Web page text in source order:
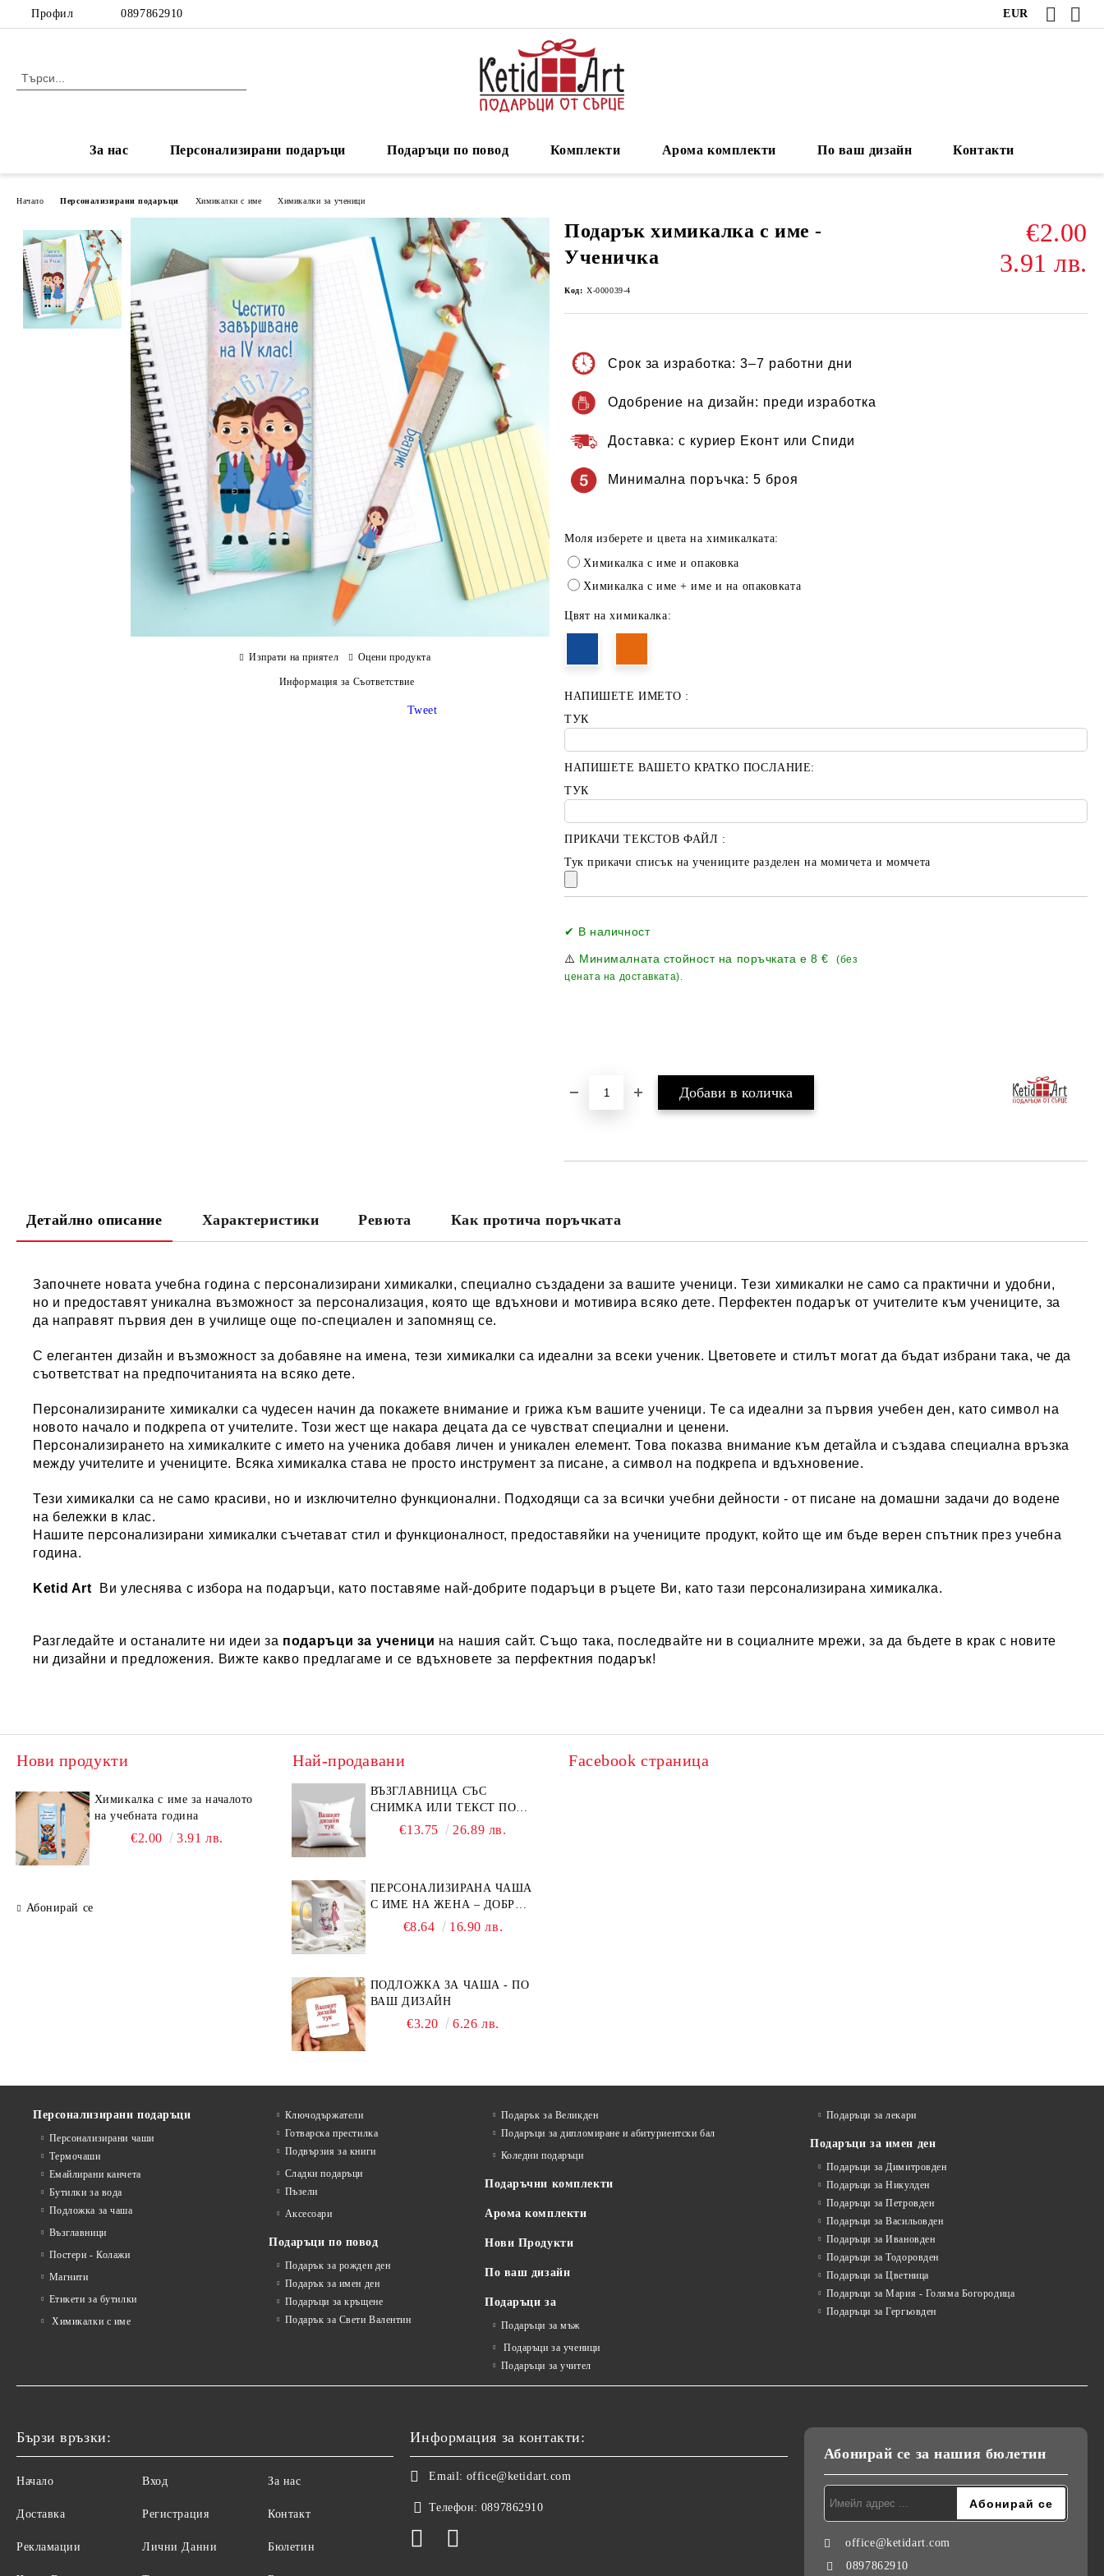
Профил 0897862910 EUR
За нас Персонализирани подаръци Подаръци по повод Комплекти Арома комплекти По ваш дизайн Контакти
Начало Персонализирани подаръци Химикалки с име Химикалки за ученици
Подарък химикалка с име -
Ученичка
€2.00
3.91 лв.
Код: Х-000039-4
Срок за изработка: 3–7 работни дни
Одобрение на дизайн: преди изработка
Доставка: с куриер Еконт или Спиди
Минимална поръчка: 5 броя
Моля изберете и цвета на химикалката:
Химикалка с име и опаковка
Химикалка с име + име и на опаковката
Цвят на химикалка:
НАПИШЕТЕ ИМЕТО :
ТУК
НАПИШЕТЕ ВАШЕТО КРАТКО ПОСЛАНИЕ:
ТУК
ПРИКАЧИ ТЕКСТОВ ФАЙЛ :
Тук прикачи списък на учениците разделен на момичета и момчета
✔ В наличност
⚠️ Минималната стойност на поръчката е8 €
(без
цената на доставката).
Изпрати на приятел Оцени продукта
Информация за Съответствие
Tweet
Детайлно описание Характеристики Ревюта Как протича поръчката
Започнете новата учебна година с персонализирани химикалки, специално създадени за вашите ученици. Тези химикалки не само са практични и удобни,
но и предоставят уникална възможност за персонализация, която ще вдъхнови и мотивира всяко дете. Перфектен подарък от учителите към учениците, за
да направят първия ден в училище още по-специален и запомнящ се.
С елегантен дизайн и възможност за добавяне на имена, тези химикалки са идеални за всеки ученик. Цветовете и стилът могат да бъдат избрани така, че да
съответстват на предпочитанията на всяко дете.
Персонализираните химикалки са чудесен начин да покажете внимание и грижа към вашите ученици. Те са идеални за първия учебен ден, като символ на
новото начало и подкрепа от учителите. Този жест ще накара децата да се чувстват специални и ценени.
Персонализирането на химикалките с името на ученика добавя личен и уникален елемент. Това показва внимание към детайла и създава специална връзка
между учителите и учениците. Всяка химикалка става не просто инструмент за писане, а символ на подкрепа и вдъхновение.
Тези химикалки са не само красиви, но и изключително функционални. Подходящи са за всички учебни дейности - от писане на домашни задачи до водене
на бележки в клас.
Нашите персонализирани химикалки съчетават стил и функционалност, предоставяйки на учениците продукт, който ще им бъде верен спътник през учебна
година.
Ketid Art Ви улеснява с избора на подаръци, като поставяме най-добрите подаръци в ръцете Ви, като тази персонализирана химикалка.
Разгледайте и останалите ни идеи за подаръци за ученици на нашия сайт. Също така, последвайте ни в социалните мрежи, за да бъдете в крак с новите
ни дизайни и предложения. Вижте какво предлагаме и се вдъхновете за перфектния подарък!
Нови продукти
Химикалка с име за началото
на учебната година
€2.00 3.91 лв.
Абонирай се
Най-продавани
ВЪЗГЛАВНИЦА СЪС
СНИМКА ИЛИ ТЕКСТ ПО
ВАШ ДИЗАЙН
€13.75 26.89 лв.
ПЕРСОНАЛИЗИРАНА ЧАША
С ИМЕ НА ЖЕНА – ДОБРО
€8.64 16.90 лв.
ПОДЛОЖКА ЗА ЧАША - ПО
ВАШ ДИЗАЙН
€3.20 6.26 лв.
Facebook страница
Персонализирани подаръци
Персонализирани чаши
Термочаши
Емайлирани канчета
Бутилки за вода
Подложка за чаша
Възглавници
Постери - Колажи
Магнити
Етикети за бутилки
Химикалки с име
Ключодържатели
Готварска престилка
Подвързия за книги
Сладки подаръци
Пъзели
Аксесоари
Подаръци по повод
Подарък за рожден ден
Подарък за имен ден
Подаръци за кръщене
Подарък за Свети Валентин
Подарък за Великден
Подаръци за дипломиране и абитуриентски бал
Коледни подаръци
Подаръчни комплекти
Арома комплекти
Нови Продукти
По ваш дизайн
Подаръци за
Подаръци за мъж
Подаръци за ученици
Подаръци за учител
Подаръци за лекари
Подаръци за имен ден
Подаръци за Димитровден
Подаръци за Никулден
Подаръци за Петровден
Подаръци за Васильовден
Подаръци за Ивановден
Подаръци за Тодоровден
Подаръци за Цветница
Подаръци за Мария - Голяма Богородица
Подаръци за Гергьовден
Бързи връзки:
Начало
Доставка
Рекламации
Вход
Регистрация
Лични Данни
За нас
Контакт
Бюлетин
Информация за контакти:
Email: office@ketidart.com
Телефон: 0897862910
Абонирай се за нашия бюлетин
office@ketidart.com
0897862910